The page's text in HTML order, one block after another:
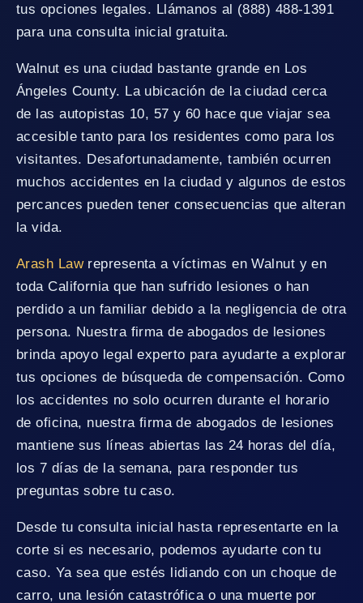
tus opciones legales. Llámanos al (888) 488-1391
para una consulta inicial gratuita.
Walnut es una ciudad bastante grande en Los
Ángeles County. La ubicación de la ciudad cerca
de las autopistas 10, 57 y 60 hace que viajar sea
accesible tanto para los residentes como para los
visitantes. Desafortunadamente, también ocurren
muchos accidentes en la ciudad y algunos de estos
percances pueden tener consecuencias que alteran
la vida.
Arash Lawrepresenta a víctimas en Walnut y en
toda California que han sufrido lesiones o han
perdido a un familiar debido a la negligencia de otra
persona. Nuestra firma de abogados de lesiones
brinda apoyo legal experto para ayudarte a explorar
tus opciones de búsqueda de compensación. Como
los accidentes no solo ocurren durante el horario
de oficina, nuestra firma de abogados de lesiones
mantiene sus líneas abiertas las 24 horas del día,
los 7 días de la semana, para responder tus
preguntas sobre tu caso.
Desde tu consulta inicial hasta representarte en la
corte si es necesario, podemos ayudarte con tu
caso. Ya sea que estés lidiando con un choque de
carro, una lesión catastrófica o una muerte por